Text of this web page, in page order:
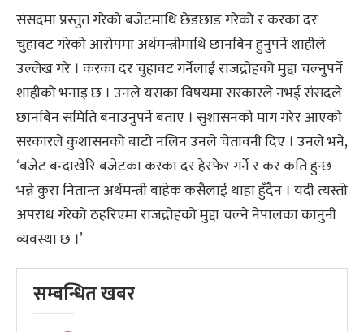
संसदमा प्रस्तुत गरेको बजेटमाथि छेडछाड गरेको र करका दर
चुहावट गरेको आरोपमा अर्थमन्त्रीमाथि छानबिन हुनुपर्ने शाहीले
उल्लेख गरे । करका दर चुहावट गर्नेलाई राजद्रोहको मुद्दा चल्नुपर्ने
शाहीको भनाइ छ । उनले यसका विषयमा सरकारले नभई संसदले
छानबिन समिति बनाउनुपर्ने बताए । सुशासनको माग गरेर आएको
सरकारले कुशासनको बाटो नलिन उनले चेतावनी दिए । उनले भने,
‘बजेट बन्दाखेरि बजेटका करका दर हेरफेर गर्ने र कर कति हुन्छ
भन्ने कुरा नितान्त अर्थमन्त्री बाहेक कसैलाई थाहा हुँदैन । यदी त्यस्तो
अपराध गरेको ठहरिएमा राजद्रोहको मुद्दा चल्ने नेपालका कानुनी
व्यवस्था छ ।’
सम्बन्धित खबर